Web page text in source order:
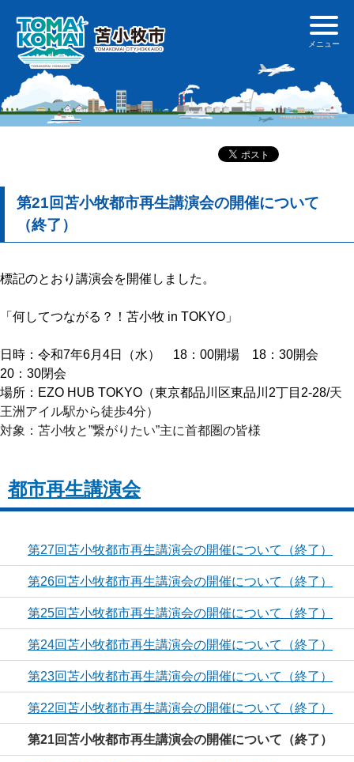
第21回苫小牧都市再生講演会の開催について
（終了）
標記のとおり講演会を開催しました。
「何してつながる？！苫小牧 in TOKYO」
日時：令和7年6月4日（水） 18：00開場 18：30開会
20：30閉会
場所：EZO HUB TOKYO（東京都品川区東品川2丁目2-28/天
王洲アイル駅から徒歩4分）
対象：苫小牧と”繋がりたい”主に首都圏の皆様
都市再生講演会
第27回苫小牧都市再生講演会の開催について（終了）
第26回苫小牧都市再生講演会の開催について（終了）
第25回苫小牧都市再生講演会の開催について（終了）
第24回苫小牧都市再生講演会の開催について（終了）
第23回苫小牧都市再生講演会の開催について（終了）
第22回苫小牧都市再生講演会の開催について（終了）
第21回苫小牧都市再生講演会の開催について（終了）